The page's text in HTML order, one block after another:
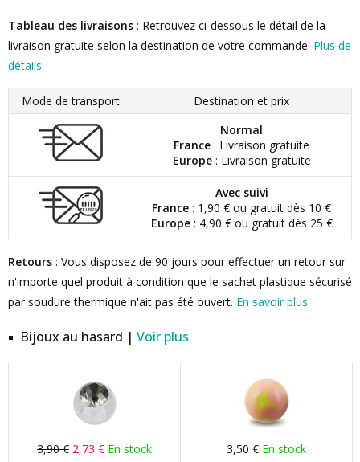
Tableau des livraisons : Retrouvez ci-dessous le détail de la
livraison gratuite selon la destination de votre commande. Plus de
détails
Mode de transport
Destination et prix
Normal
France : Livraison gratuite
Europe: Livraison gratuite
Avec suivi
France : 1,90 € ou gratuit dès 10 €
Europe: 4,90 € ou gratuit dès 25 €
Retours : Vous disposez de 90 jours pour effectuer un retour sur
n'importe quel produit à condition que le sachet plastique sécurisé
par soudure thermique n'ait pas été ouvert. En savoir plus
Bijoux au hasard | Voir plus
3,90 € 2,73 € En stock 3,50 € En stock